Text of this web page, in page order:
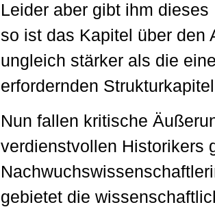
Leider aber gibt ihm
so ist das Kapitel über den
ungleich stärker als die
erfordernden
Nun fallen kritische
verdienstvollen Historikers
gebietet die